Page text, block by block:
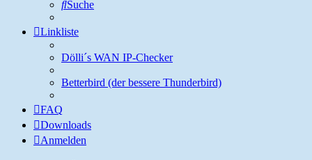
Suche
Linkliste
Dölli´s WAN IP-Checker
Betterbird (der bessere Thunderbird)
FAQ
Downloads
Anmelden